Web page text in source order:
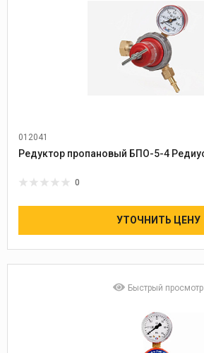
012041
0
УТОЧНИТЬ ЦЕНУ
Быстрый просмотр